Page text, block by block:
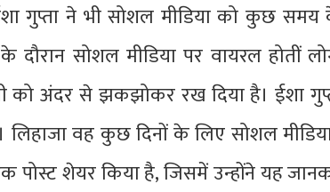
गुप्ता ने भी सोशल मीडिया को कुछ
के दौरान सोशल मीडिया पर वायरल होतीं
को अंदर से झकझोकर रख दिया है। ईशा
लिहाजा वह कुछ दिनों के लिए सोशल
एक पोस्ट शेयर किया है, जिसमें उन्होंने यह